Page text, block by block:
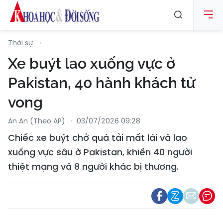
Thời sự
Xe buýt lao xuống vực ở
Pakistan, 40 hành khách tử
vong
An An (Theo AP) 03/07/2026 09:28
Chiếc xe buýt chở quá tải mất lái và lao
xuống vực sâu ở Pakistan, khiến 40 người
thiệt mạng và 8 người khác bị thương.